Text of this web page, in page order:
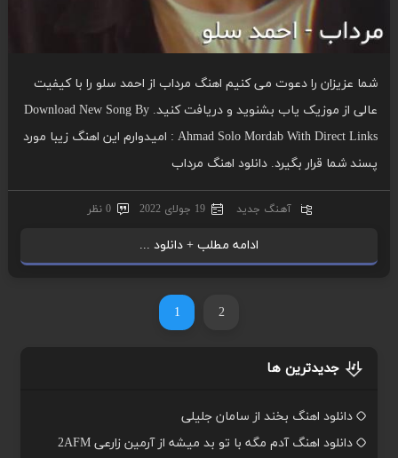
شما عزیزان را دعوت می کنیم اهنگ مرداب از احمد سلو را با کیفیت
عالی از موزیک یاب بشنوید و دریافت کنید. Download New Song By
: Ahmad Solo Mordab With Direct Links امیدوارم این اهنگ زیبا مورد
پسند شما قرار بگیرد. دانلود اهنگ مرداب
آهنگ جدید 19 جولای 2022 0 نظر
ادامه مطلب + دانلود ...
1 2
جدیدترین ها
دانلود اهنگ بخند از سامان جلیلی
دانلود اهنگ آدم مگه با تو بد میشه از آرمین زارعی 2AFM